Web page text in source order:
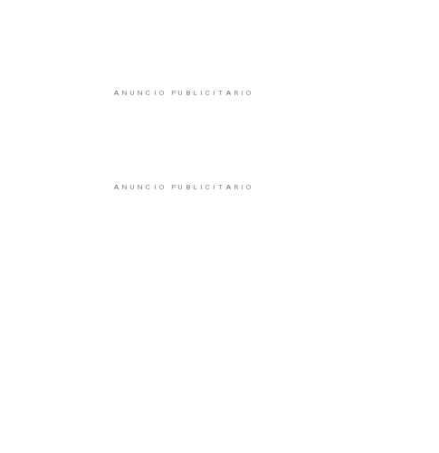
ANUNCIO PUBLICITARIO
ANUNCIO PUBLICITARIO